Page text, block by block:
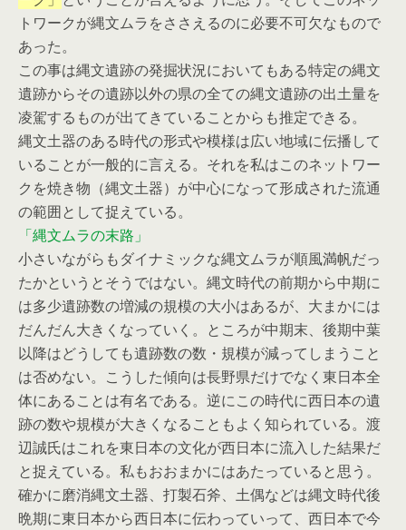
トワークが縄文ムラをささえるのに必要不可欠なもので
あった。
この事は縄文遺跡の発掘状況においてもある特定の縄文
遺跡からその遺跡以外の県の全ての縄文遺跡の出土量を
凌駕するものが出てきていることからも推定できる。
縄文土器のある時代の形式や模様は広い地域に伝播して
いることが一般的に言える。それを私はこのネットワー
クを焼き物（縄文土器）が中心になって形成された流通
の範囲として捉えている。
「縄文ムラの末路」
小さいながらもダイナミックな縄文ムラが順風満帆だっ
たかというとそうではない。縄文時代の前期から中期に
は多少遺跡数の増減の規模の大小はあるが、大まかには
だんだん大きくなっていく。ところが中期末、後期中葉
以降はどうしても遺跡数の数・規模が減ってしまうこと
は否めない。こうした傾向は長野県だけでなく東日本全
体にあることは有名である。逆にこの時代に西日本の遺
跡の数や規模が大きくなることもよく知られている。渡
辺誠氏はこれを東日本の文化が西日本に流入した結果だ
と捉えている。私もおおまかにはあたっていると思う。
確かに磨消縄文土器、打製石斧、土偶などは縄文時代後
晩期に東日本から西日本に伝わっていって、西日本で今